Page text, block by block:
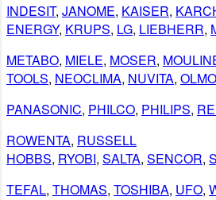
INDESIT, JANOME, KAISER,
ENERGY, KRUPS, LG, LIEBHERR,
METABO, MIELE, MOSER,
TOOLS, NEOCLIMA, NUVITA, OLMO
PANASONIC, PHILCO, PHILIPS,
ROWENTA, RUSSELL
HOBBS, RYOBI, SALTA, SENCOR,
TEFAL, THOMAS, TOSHIBA, UFO,